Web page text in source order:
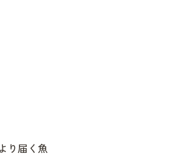
り届く魚